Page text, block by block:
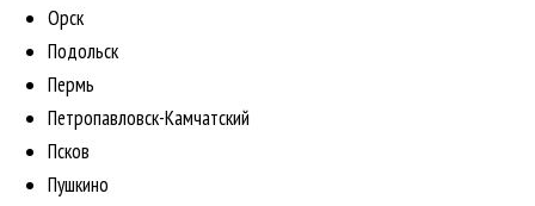
Орск
Подольск
Пермь
Петропавловск-Камчатский
Псков
Пушкино